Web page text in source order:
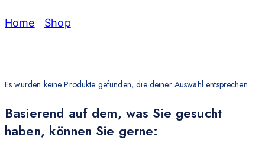
Home Shop
Es wurden keine Produkte gefunden, die deiner Auswahl entsprechen.
Basierend auf dem, was Sie gesucht
haben, können Sie gerne: